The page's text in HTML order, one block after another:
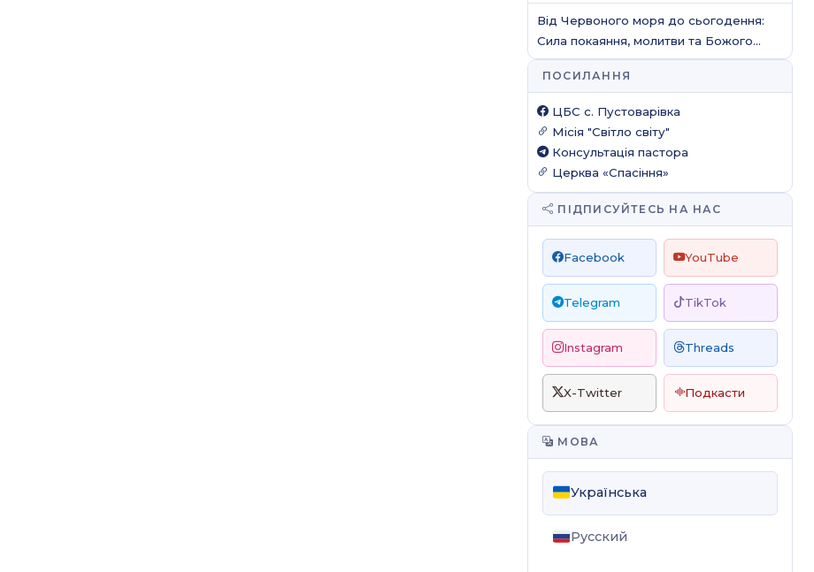
Від Червоного моря до сьогодення:
Сила покаяння, молитви та Божого
захисту
ПОСИЛАННЯ
ЦБС c. Пустоварівка
Місія "Світло світу"
Консультація пастора
Церква «Спасіння»
ПІДПИСУЙТЕСЬ НА НАС
Facebook YouTube
Telegram TikTok
Instagram Threads
X-Twitter Подкасти
МОВА
Українська
Русский